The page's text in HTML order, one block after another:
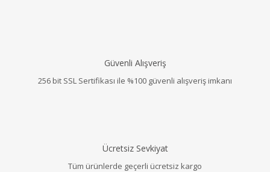
Güvenli Alışveriş
256 bit SSL Sertifikası ile %100 güvenli alışveriş imkanı
Ücretsiz Sevkiyat
Tüm ürünlerde geçerli ücretsiz kargo